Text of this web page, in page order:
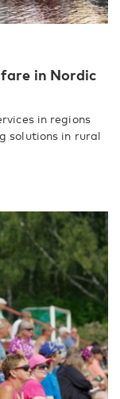
in Nordic
in regions
solutions in rural